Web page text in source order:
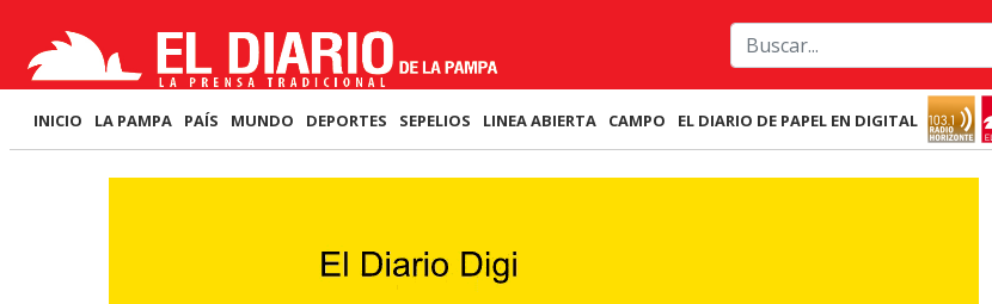
INICIO LA PAMPA PAÍS MUNDO DEPORTES SEPELIOS LINEA ABIERTA CAMPO EL DIARIO DE PAPEL EN DIGITAL